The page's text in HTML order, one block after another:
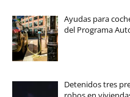
Ayudas para
del Programa
Detenidos tres